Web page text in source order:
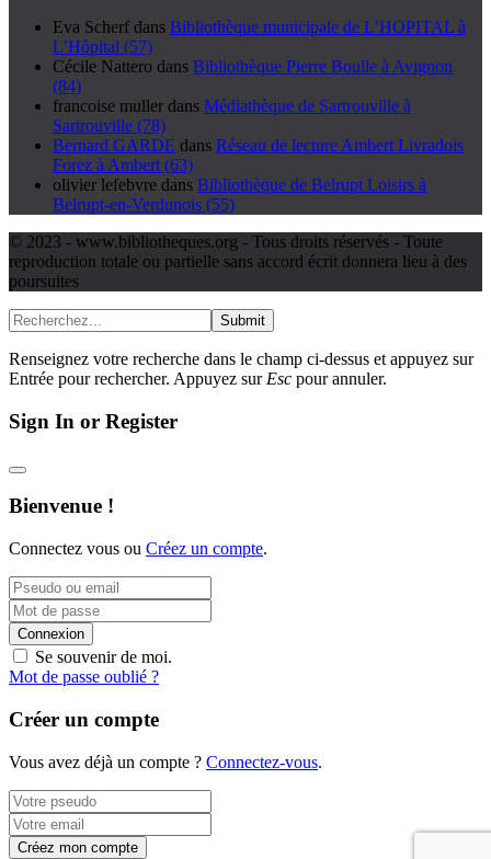
Eva Scherf dans Bibliothèque municipale de L’HOPITAL à
L’Hôpital (57)
Cécile Nattero dans Bibliothèque Pierre Boulle à Avignon
(84)
francoise muller dans Médiathèque de Sartrouville à
Sartrouville (78)
Bernard GARDE dans Réseau de lecture Ambert Livradois
Forez à Ambert (63)
olivier lefebvre dans Bibliothèque de Belrupt Loisirs à
Belrupt-en-Verdunois (55)
© 2023 - www.bibliotheques.org - Tous droits réservés - Toute
reproduction totale ou partielle sans accord écrit donnera lieu à des
poursuites
Submit
Renseignez votre recherche dans le champ ci-dessus et appuyez sur
Entrée pour rechercher. Appuyez sur Esc pour annuler.
Sign In or Register
Bienvenue !
Connectez vous ou Créez un compte.
Connexion
Se souvenir de moi.
Mot de passe oublié ?
Créer un compte
Vous avez déjà un compte ? Connectez-vous.
Créez mon compte